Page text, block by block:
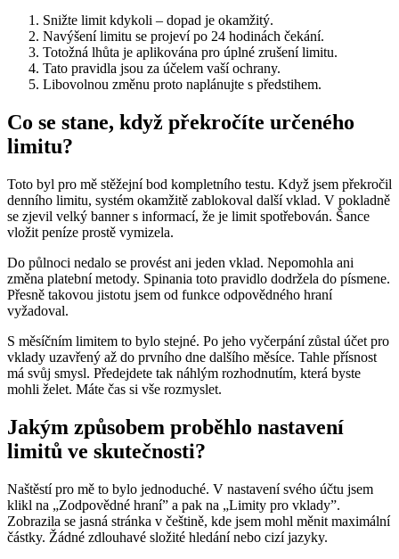
Snižte limit kdykoli – dopad je okamžitý.
Navýšení limitu se projeví po 24 hodinách čekání.
Totožná lhůta je aplikována pro úplné zrušení limitu.
Tato pravidla jsou za účelem vaší ochrany.
Libovolnou změnu proto naplánujte s předstihem.
Co se stane, když překročíte určeného
limitu?
Toto byl pro mě stěžejní bod kompletního testu. Když jsem překročil
denního limitu, systém okamžitě zablokoval další vklad. V pokladně
se zjevil velký banner s informací, že je limit spotřebován. Šance
vložit peníze prostě vymizela.
Do půlnoci nedalo se provést ani jeden vklad. Nepomohla ani
změna platební metody. Spinania toto pravidlo dodržela do písmene.
Přesně takovou jistotu jsem od funkce odpovědného hraní
vyžadoval.
S měsíčním limitem to bylo stejné. Po jeho vyčerpání zůstal účet pro
vklady uzavřený až do prvního dne dalšího měsíce. Tahle přísnost
má svůj smysl. Předejdete tak náhlým rozhodnutím, která byste
mohli želet. Máte čas si vše rozmyslet.
Jakým způsobem proběhlo nastavení
limitů ve skutečnosti?
Naštěstí pro mě to bylo jednoduché. V nastavení svého účtu jsem
klikl na „Zodpovědné hraní” a pak na „Limity pro vklady”.
Zobrazila se jasná stránka v češtině, kde jsem mohl měnit maximální
částky. Žádné zdlouhavé složité hledání nebo cizí jazyky.